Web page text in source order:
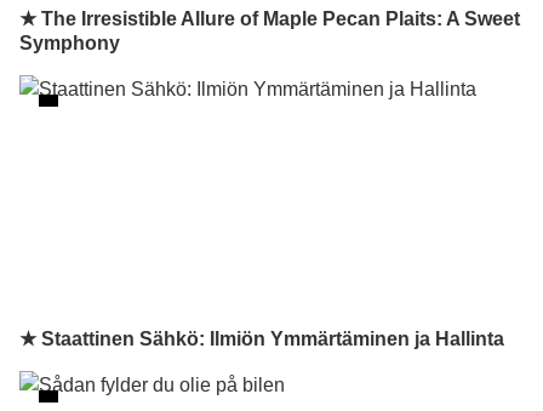
★ The Irresistible Allure of Maple Pecan Plaits: A Sweet
Symphony
★ Staattinen Sähkö: Ilmiön Ymmärtäminen ja Hallinta